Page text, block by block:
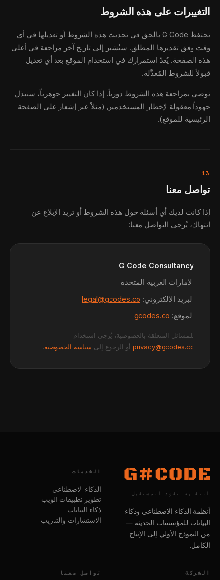
التغييرات على هذه الشروط
تحتفظ G Code بالحق في تحديث هذه الشروط أو تعديلها في أي
وقت وفق تقديرها المطلق. سنُشير إلى تاريخ آخر مراجعة في أعلى
هذه الصفحة. يُعدّ استمرارك في استخدام الموقع بعد أي تعديل
قبولاً للشروط المُعدَّلة.
نوصي بمراجعة هذه الشروط دورياً. إذا كان التغيير جوهرياً، سنبذل
جهوداً معقولة لإخطار المستخدمين (مثلاً عبر إشعار على الصفحة
الرئيسية للموقع).
13
تواصل معنا
إذا كانت لديك أي أسئلة حول هذه الشروط أو تريد الإبلاغ عن
انتهاك، يُرجى التواصل معنا:
G Code Consultancy
الإمارات العربية المتحدة
البريد الإلكتروني: legal@gcodes.co
الموقع: gcodes.co
للمسائل المتعلقة بالخصوصية، يُرجى استخدام
privacy@gcodes.co أو الرجوع إلى سياسة الخصوصية.
التقنية تقود المستقبل
أنظمة الذكاء الاصطناعي وذكاء
البيانات للمؤسسات الحديثة —
من النموذج الأولي إلى الإنتاج
الكامل.
الخدمات
الذكاء الاصطناعي
تطوير تطبيقات الويب
ذكاء البيانات
الاستشارات والتدريب
الشركة تواصل معنا